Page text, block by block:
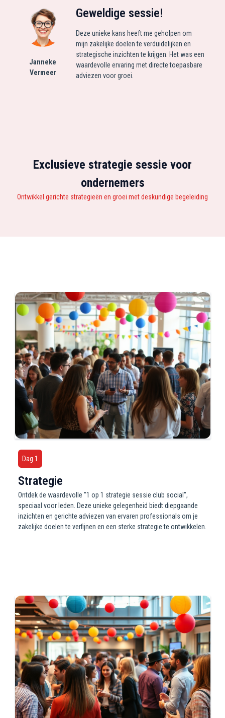
Janneke
Vermeer
Geweldige sessie!
Deze unieke kans heeft me geholpen om
mijn zakelijke doelen te verduidelijken en
strategische inzichten te krijgen. Het was een
waardevolle ervaring met directe toepasbare
adviezen voor groei.
Exclusieve strategie sessie voor
ondernemers
Ontwikkel gerichte strategieën en groei met deskundige begeleiding
Dag 1
Strategie
Ontdek de waardevolle "1 op 1 strategie sessie club social",
speciaal voor leden. Deze unieke gelegenheid biedt diepgaande
inzichten en gerichte adviezen van ervaren professionals om je
zakelijke doelen te verfijnen en een sterke strategie te ontwikkelen.